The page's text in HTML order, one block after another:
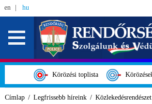
en hu
Körözési toplista
Címlap Legfrissebb híreink Közlekedésrendészet